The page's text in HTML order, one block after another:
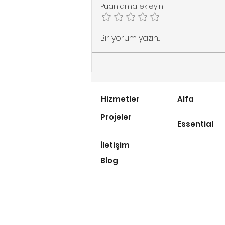
Merdiven Asansörü
Alırken Dikkat Edilmesi
Puanlama ekleyin
Bir yorum yazın...
Hizmetler
Projeler
Alfa
Essential
İletişim
Blog